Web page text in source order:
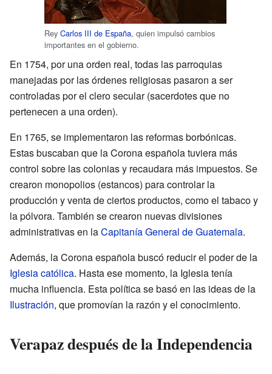
Rey Carlos III de España, quien impulsó cambios
importantes en el gobierno.
En 1754, por una orden real, todas las parroquias
manejadas por las órdenes religiosas pasaron a ser
controladas por el clero secular (sacerdotes que no
pertenecen a una orden).
En 1765, se implementaron las reformas borbónicas.
Estas buscaban que la Corona española tuviera más
control sobre las colonias y recaudara más impuestos. Se
crearon monopolios (estancos) para controlar la
producción y venta de ciertos productos, como el tabaco y
la pólvora. También se crearon nuevas divisiones
administrativas en laCapitanía General de Guatemala.
Además, la Corona española buscó reducir el poder de la
Iglesia católica. Hasta ese momento, la Iglesia tenía
mucha influencia. Esta política se basó en las ideas de la
Ilustración, que promovían la razón y el conocimiento.
Verapaz después de la Independencia